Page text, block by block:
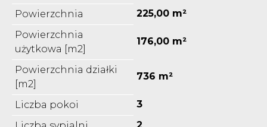
Powierzchnia
225,00 m²
Powierzchnia
użytkowa [m2]
176,00 m²
Powierzchnia działki
[m2]
736 m²
Liczba pokoi
3